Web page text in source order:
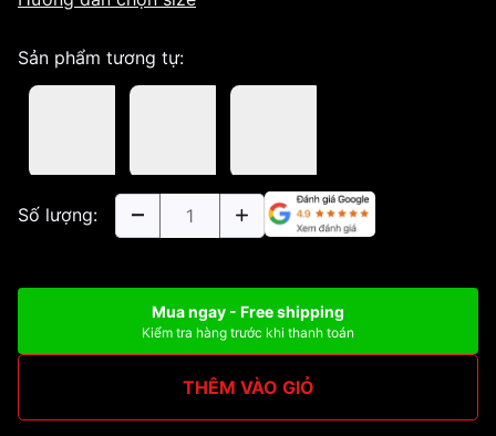
Sản phẩm tương tự:
Số lượng:
Mua ngay - Free shipping
Kiểm tra hàng trước khi thanh toán
THÊM VÀO GIỎ